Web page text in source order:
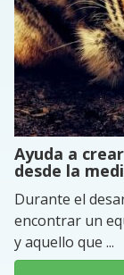
Ayuda a
desde la
Durante el
encontrar un
y aquello que ...